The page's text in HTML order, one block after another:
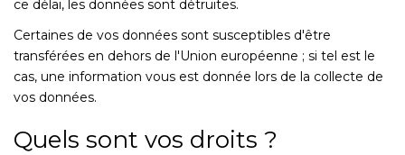
ce délai, les données sont détruites.
Certaines de vos données sont susceptibles d'être
transférées en dehors de l'Union européenne ; si tel est le
cas, une information vous est donnée lors de la collecte de
vos données.
Quels sont vos droits ?